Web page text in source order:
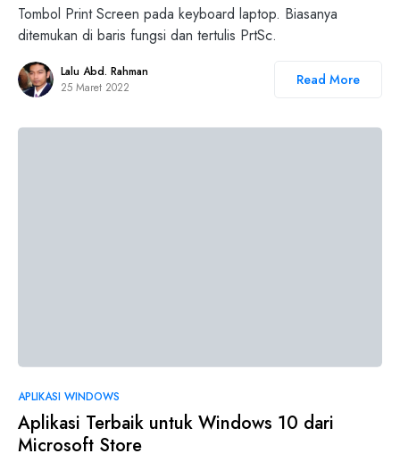
Tombol Print Screen pada keyboard laptop. Biasanya
ditemukan di baris fungsi dan tertulis PrtSc.
Lalu Abd. Rahman
25 Maret 2022
Read More
APLIKASI WINDOWS
Aplikasi Terbaik untuk Windows 10 dari
Microsoft Store